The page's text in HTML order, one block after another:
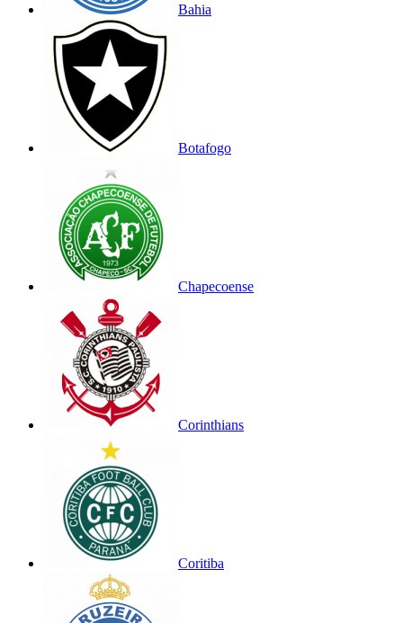
Bahia
Botafogo
Chapecoense
Corinthians
Coritiba